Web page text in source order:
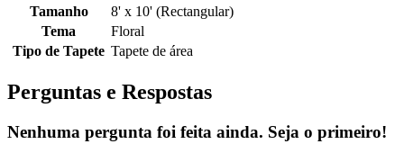
Tamanho
8' x 10' (Rectangular)
Tema
Floral
Tipo de Tapete Tapete de área
Perguntas e Respostas
Nenhuma pergunta foi feita ainda. Seja o primeiro!